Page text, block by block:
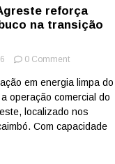
reforça
na transição
0 Commenton
complexo
solar
no
Agreste
em energia limpa do
operação comercial do
localizado nos
Com capacidade